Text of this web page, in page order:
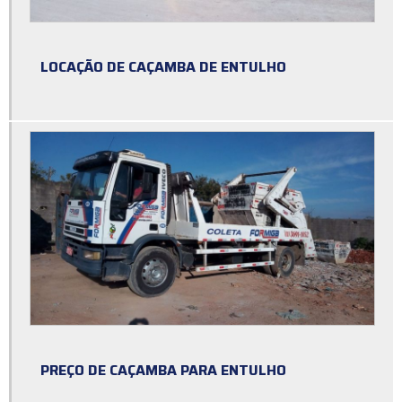
Caçamba 4m3
Caçamba de entulho sp preço
Caçamba de entulho valor do aluguel
Caçamba de entulho zona sul
Caçamba entulho construção civil
Caçamba estacionária para entulho
Caçamba para alugar sp
LOCAÇÃO DE CAÇAMBA DE ENTULHO
PREÇO DE CAÇAMBA PARA ENTULHO